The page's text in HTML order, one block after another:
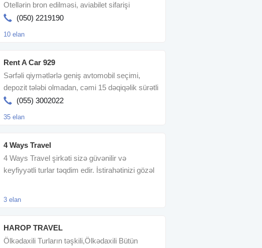
Otellərin bron edilməsi, aviabilet sifarişi
(050) 2219190
10 elan
Rent A Car 929
Sərfəli qiymətlərlə geniş avtomobil seçimi,
depozit tələbi olmadan, cəmi 15 dəqiqəlik sürətli
və raha(055) 3002022
35 elan
4 Ways Travel
4 Ways Travel şirkəti sizə güvənilir və
keyfiyyətli turlar təqdim edir. İstirahətinizi gözəl
3 elan
HAROP TRAVEL
Ölkədaxili Turların təşkili,Ölkədaxili Bütün